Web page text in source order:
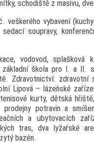
schodiště z masivu,
veškerého vybavení
soupravy,
vodovod, splašková
základní škola pro I. a II.
Zdravotnictví:
Lipová – lázeňské
kurty, dětská
prodejny potravin a
a ubytovacích
tras, dva lyžařské
bazén.